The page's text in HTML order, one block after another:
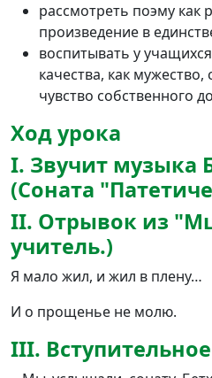
рассмотреть поэму как
произведение в
воспитывать у
качества, как
чувство собственного
Ход урока
I. Звучит музыка
(Соната
II. Отрывок из
учитель.)
Я мало жил, и жил в плену…
И о прощенье не молю.
III.